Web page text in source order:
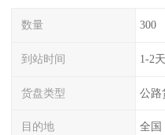
数量 300
到站时间 1-2天
货盘类型 公路
目的地 全国